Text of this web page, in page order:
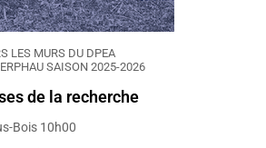
LES MURS DU DPEA
SAISON 2025-2026
de la recherche
Bois 10h00